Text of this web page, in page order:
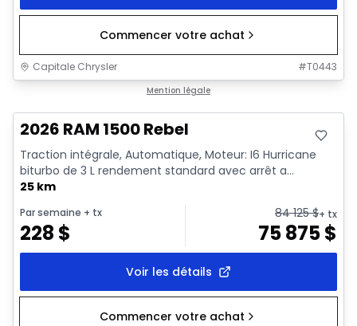
Commencer votre achat
Capitale Chrysler #T0443
Mention légale
2026 RAM 1500 Rebel
Traction intégrale, Automatique, Moteur: I6 Hurricane
biturbo de 3 L rendement standard avec arrêt a...
25 km
Par semaine + tx
228 $
84 125$+ tx
75 875$
Voir les détails
Commencer votre achat